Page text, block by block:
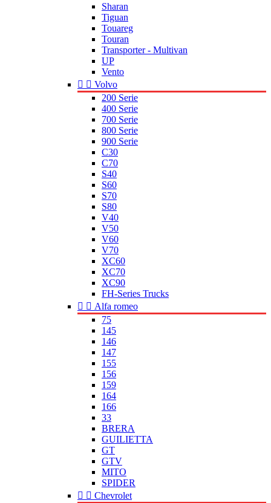
Sharan
Tiguan
Touareg
Touran
Transporter - Multivan
UP
Vento
  Volvo
200 Serie
400 Serie
700 Serie
800 Serie
900 Serie
C30
C70
S40
S60
S70
S80
V40
V50
V60
V70
XC60
XC70
XC90
FH-Series Trucks
  Alfa romeo
75
145
146
147
155
156
159
164
166
33
BRERA
GUILIETTA
GT
GTV
MITO
SPIDER
  Chevrolet